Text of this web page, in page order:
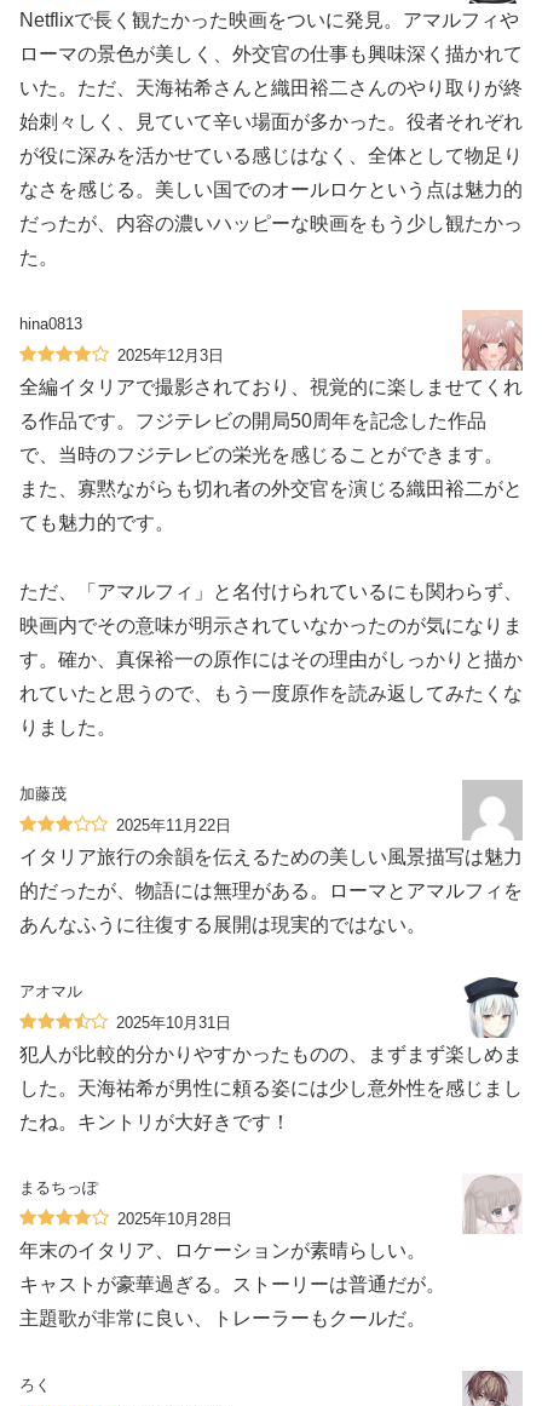
Netflixで長く観たかった映画をついに発見。アマルフィや
ローマの景色が美しく、外交官の仕事も興味深く描かれて
いた。ただ、天海祐希さんと織田裕二さんのやり取りが終
始刺々しく、見ていて辛い場面が多かった。役者それぞれ
が役に深みを活かせている感じはなく、全体として物足り
なさを感じる。美しい国でのオールロケという点は魅力的
だったが、内容の濃いハッピーな映画をもう少し観たかっ
た。
hina0813
2025年12月3日
全編イタリアで撮影されており、視覚的に楽しませてくれ
る作品です。フジテレビの開局50周年を記念した作品
で、当時のフジテレビの栄光を感じることができます。
また、寡黙ながらも切れ者の外交官を演じる織田裕二がと
ても魅力的です。
ただ、「アマルフィ」と名付けられているにも関わらず、
映画内でその意味が明示されていなかったのが気になりま
す。確か、真保裕一の原作にはその理由がしっかりと描か
れていたと思うので、もう一度原作を読み返してみたくな
りました。
加藤茂
2025年11月22日
イタリア旅行の余韻を伝えるための美しい風景描写は魅力
的だったが、物語には無理がある。ローマとアマルフィを
あんなふうに往復する展開は現実的ではない。
アオマル
2025年10月31日
犯人が比較的分かりやすかったものの、まずまず楽しめま
した。天海祐希が男性に頼る姿には少し意外性を感じまし
たね。キントリが大好きです！
まるちっぽ
2025年10月28日
年末のイタリア、ロケーションが素晴らしい。
キャストが豪華過ぎる。ストーリーは普通だが。
主題歌が非常に良い、トレーラーもクールだ。
ろく